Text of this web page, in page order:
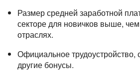
Размер средней заработной
секторе для новичков выше,
отраслях.
Официальное трудоустройство,
другие бонусы.